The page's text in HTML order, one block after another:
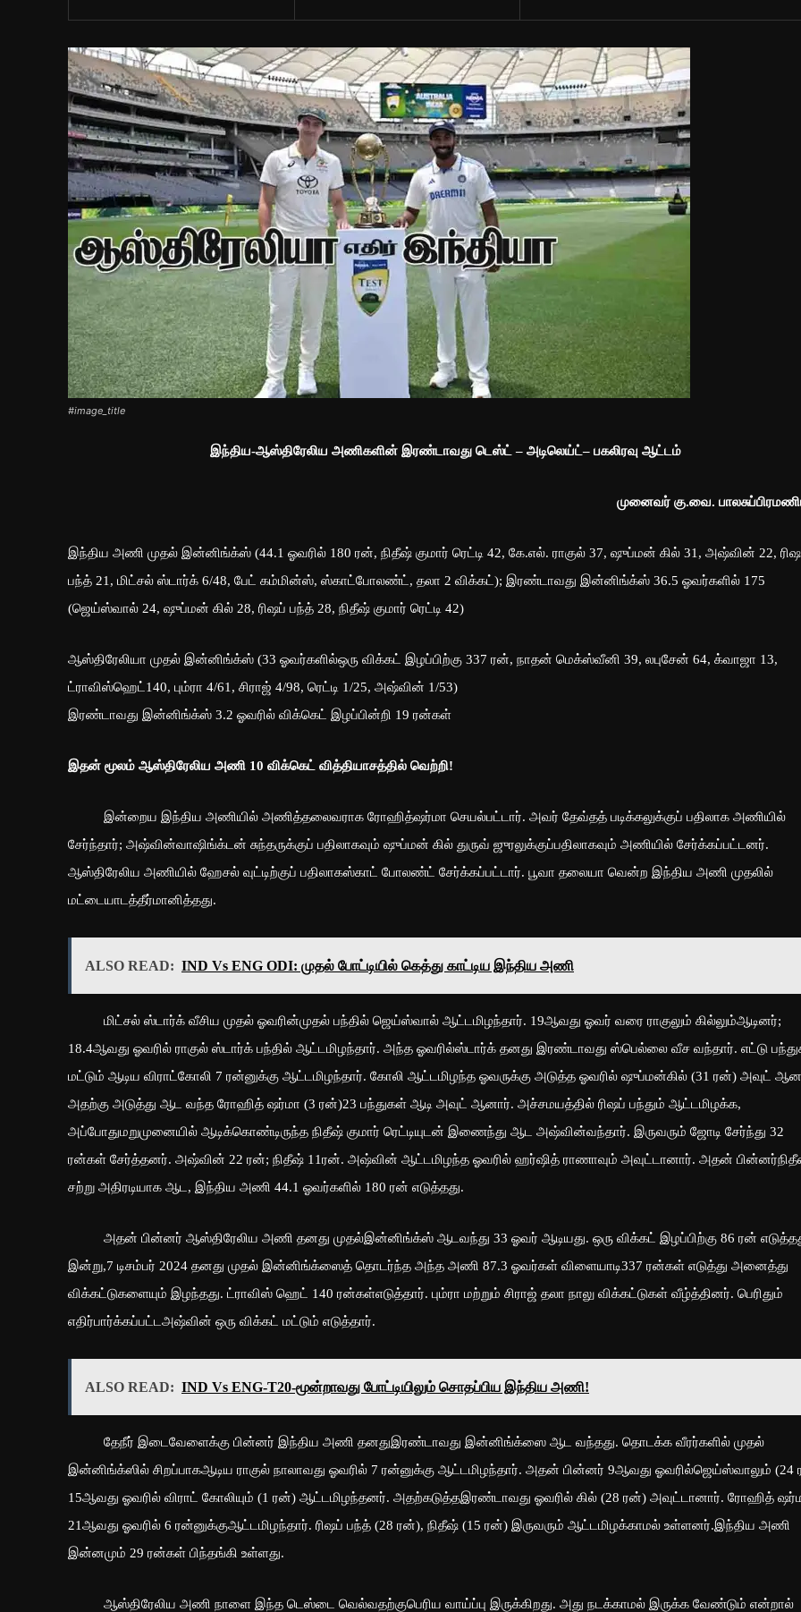
#image_title
இந்திய-ஆஸ்திரேலிய அணிகளின் இரண்டாவது டெஸ்ட் – அடிலெய்ட்– பகலிரவு ஆட்டம்
முனைவர் கு.வை.
இந்திய அணி முதல் இன்னிங்க்ஸ் (44.1 ஓவரில் 180 ரன், நிதீஷ் குமார் ரெட்டி 42, கே.எல். ராகுல் 37, ஷுப்மன் கில் 31, அஷ்வின் 22,
பந்த் 21, மிட்சல் ஸ்டார்க் 6/48, பேட் கம்மின்ஸ், ஸ்காட்போலண்ட், தலா 2 விக்கட்); இரண்டாவது இன்னிங்க்ஸ் 36.5 ஓவர்களில் 175
(ஜெய்ஸ்வால் 24, ஷுப்மன் கில் 28, ரிஷப் பந்த் 28, நிதீஷ் குமார் ரெட்டி 42)
ஆஸ்திரேலியா முதல் இன்னிங்க்ஸ் (33 ஓவர்களில்ஒரு விக்கட் இழப்பிற்கு 337 ரன், நாதன் மெக்ஸ்வீனி 39, லபுசேன் 64, க்வாஜா 13,
ட்ராவிஸ்ஹெட்140, பும்ரா 4/61, சிராஜ் 4/98, ரெட்டி 1/25, அஷ்வின் 1/53)
இரண்டாவது இன்னிங்க்ஸ் 3.2 ஓவரில் விக்கெட் இழப்பின்றி 19 ரன்கள்
இதன் மூலம் ஆஸ்திரேலிய அணி 10 விக்கெட் வித்தியாசத்தில் வெற்றி!
இன்றைய இந்திய அணியில் அணித்தலைவராக ரோஹித்ஷர்மா செயல்பட்டார். அவர் தேவ்தத் படிக்கலுக்குப் பதிலாக அணியில்
சேர்ந்தார்; அஷ்வின்வாஷிங்க்டன் சுந்தருக்குப் பதிலாகவும் ஷுப்மன் கில் துருவ் ஜுரலுக்குப்பதிலாகவும் அணியில் சேர்க்கப்பட்டனர்.
ஆஸ்திரேலிய அணியில் ஹேசல் வுட்டிற்குப் பதிலாகஸ்காட் போலண்ட் சேர்க்கப்பட்டார். பூவா தலையா வென்ற இந்திய அணி முதலில்
மட்டையாடத்தீர்மானித்தது.
ALSO READ: IND Vs ENG ODI: முதல் போட்டியில் கெத்து காட்டிய இந்திய அணி
மிட்சல் ஸ்டார்க் வீசிய முதல் ஓவரின்முதல் பந்தில் ஜெய்ஸ்வால் ஆட்டமிழந்தார். 19ஆவது ஓவர் வரை ராகுலும் கில்லும்ஆடினர்;
18.4ஆவது ஓவரில் ராகுல் ஸ்டார்க் பந்தில் ஆட்டமிழந்தார். அந்த ஓவரில்ஸ்டார்க் தனது இரண்டாவது ஸ்பெல்லை வீச வந்தார். எட்டு
மட்டும் ஆடிய விராட்கோலி 7 ரன்னுக்கு ஆட்டமிழந்தார். கோலி ஆட்டமிழந்த ஓவருக்கு அடுத்த ஓவரில் ஷுப்மன்கில் (31 ரன்) அவுட்
அதற்கு அடுத்து ஆட வந்த ரோஹித் ஷர்மா (3 ரன்)23 பந்துகள் ஆடி அவுட் ஆனார். அச்சமயத்தில் ரிஷப் பந்தும் ஆட்டமிழக்க,
அப்போதுமறுமுனையில் ஆடிக்கொண்டிருந்த நிதீஷ் குமார் ரெட்டியுடன் இணைந்து ஆட அஷ்வின்வந்தார். இருவரும் ஜோடி சேர்ந்து 32
ரன்கள் சேர்த்தனர். அஷ்வின் 22 ரன்; நிதீஷ் 11ரன். அஷ்வின் ஆட்டமிழந்த ஓவரில் ஹர்ஷித் ராணாவும் அவுட்டானார். அதன்
சற்று அதிரடியாக ஆட, இந்திய அணி 44.1 ஓவர்களில் 180 ரன் எடுத்தது.
அதன் பின்னர் ஆஸ்திரேலிய அணி தனது முதல்இன்னிங்க்ஸ் ஆடவந்து 33 ஓவர் ஆடியது. ஒரு விக்கட் இழப்பிற்கு 86 ரன்
இன்று,7 டிசம்பர் 2024 தனது முதல் இன்னிங்க்ஸைத் தொடர்ந்த அந்த அணி 87.3 ஓவர்கள் விளையாடி337 ரன்கள் எடுத்து அனைத்து
விக்கட்டுகளையும் இழந்தது. ட்ராவிஸ் ஹெட் 140 ரன்கள்எடுத்தார். பும்ரா மற்றும் சிராஜ் தலா நாலு விக்கட்டுகள் வீழ்த்தினர். பெரிதும்
எதிர்பார்க்கப்பட்டஅஷ்வின் ஒரு விக்கட் மட்டும் எடுத்தார்.
ALSO READ: IND Vs ENG-T20-மூன்றாவது போட்டியிலும் சொதப்பிய இந்திய அணி!
தேநீர் இடைவேளைக்கு பின்னர் இந்திய அணி தனதுஇரண்டாவது இன்னிங்க்ஸை ஆட வந்தது. தொடக்க வீரர்களில் முதல்
இன்னிங்க்ஸில் சிறப்பாகஆடிய ராகுல் நாலாவது ஓவரில் 7 ரன்னுக்கு ஆட்டமிழந்தார். அதன் பின்னர் 9ஆவது ஓவரில்ஜெய்ஸ்வாலும் (24
15ஆவது ஓவரில் விராட் கோலியும் (1 ரன்) ஆட்டமிழந்தனர். அதற்கடுத்தஇரண்டாவது ஓவரில் கில் (28 ரன்) அவுட்டானார். ரோஹித்
21ஆவது ஓவரில் 6 ரன்னுக்குஆட்டமிழந்தார். ரிஷப் பந்த் (28 ரன்), நிதீஷ் (15 ரன்) இருவரும் ஆட்டமிழக்காமல் உள்ளனர்.இந்திய அணி
இன்னமும் 29 ரன்கள் பிந்தங்கி உள்ளது.
ஆஸ்திரேலிய அணி நாளை இந்த டெஸ்டை வெல்வதற்குபெரிய வாய்ப்பு இருக்கிறது. அது நடக்காமல் இருக்க வேண்டும் என்றால்